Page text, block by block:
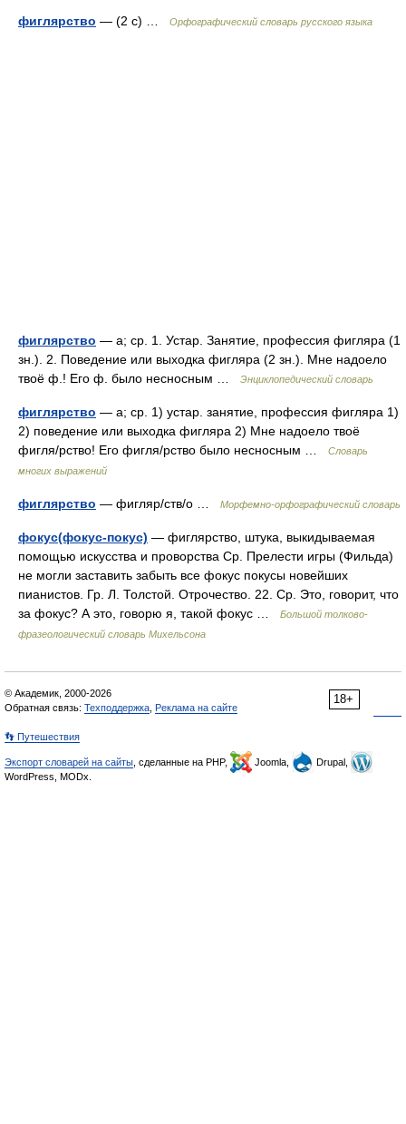
фиглярство — (2 с) … Орфографический словарь русского языка
фиглярство — а; ср. 1. Устар. Занятие, профессия фигляра (1
зн.). 2. Поведение или выходка фигляра (2 зн.). Мне надоело
твоё ф.! Его ф. было несносным …
Энциклопедический словарь
фиглярство — а; ср. 1) устар. занятие, профессия фигляра 1)
2) поведение или выходка фигляра 2) Мне надоело твоё
фигля/рство! Его фигля/рство было несносным …
Словарь
многих выражений
фиглярство — фигляр/ств/о … Морфемно-орфографический словарь
фокус(фокус-покус) — фиглярство, штука, выкидываемая
помощью искусства и проворства Ср. Прелести игры (Фильда)
не могли заставить забыть все фокус покусы новейших
пианистов. Гр. Л. Толстой. Отрочество. 22. Ср. Это, говорит, что
за фокус? А это, говорю я, такой фокус …
Большой толково-
фразеологический словарь Михельсона
18+
© Академик, 2000-2026
Обратная связь: Техподдержка Реклама на сайте
👣 Путешествия
Экспорт словарей на сайты , сделанные на PHP, Joomla,
Drupal,
WordPress, MODx.